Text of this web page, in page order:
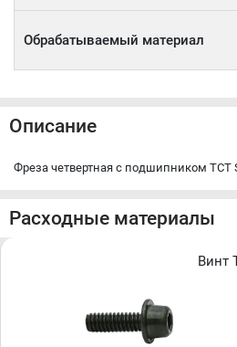
Обрабатываемый материал
Описание
Фреза четвертная с подшипником TCT
Расходные материалы
Винт